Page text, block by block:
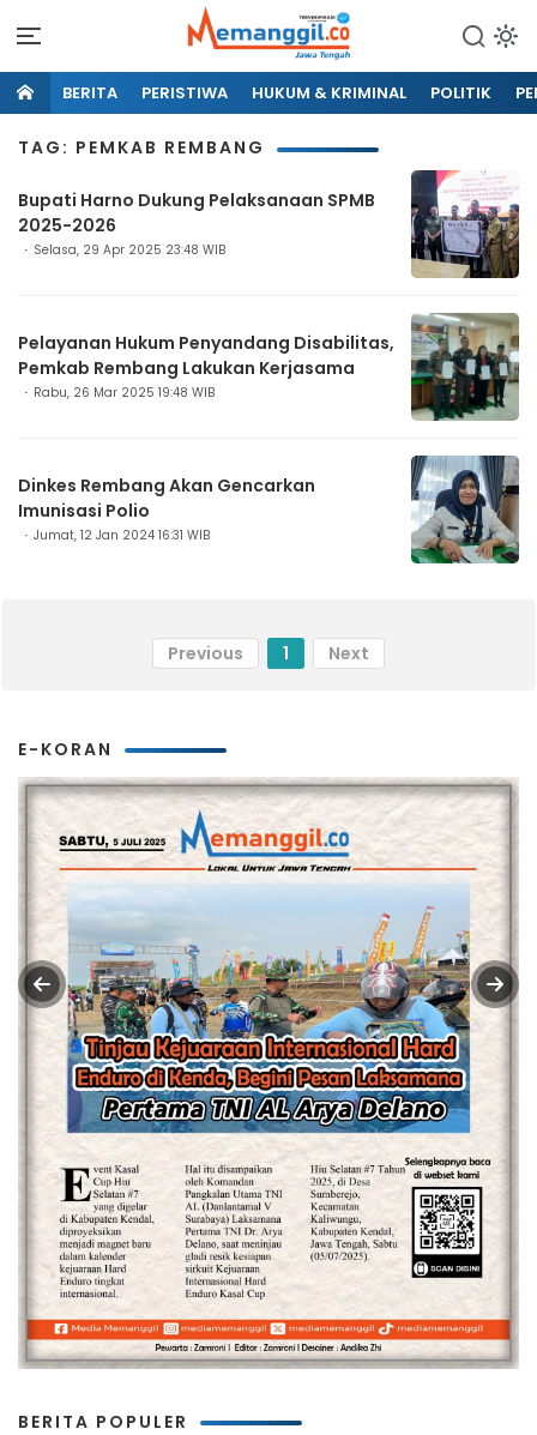
BERITA PERISTIWA HUKUM & KRIMINAL POLITIK
TAG: PEMKAB REMBANG
Bupati Harno Dukung Pelaksanaan SPMB
2025-2026
Selasa, 29 Apr 2025 23:48 WIB
Pelayanan Hukum Penyandang Disabilitas,
Pemkab Rembang Lakukan Kerjasama
Rabu, 26 Mar 2025 19:48 WIB
Dinkes Rembang Akan Gencarkan
Imunisasi Polio
Jumat, 12 Jan 2024 16:31 WIB
Previous 1 Next
E-KORAN
BERITA POPULER